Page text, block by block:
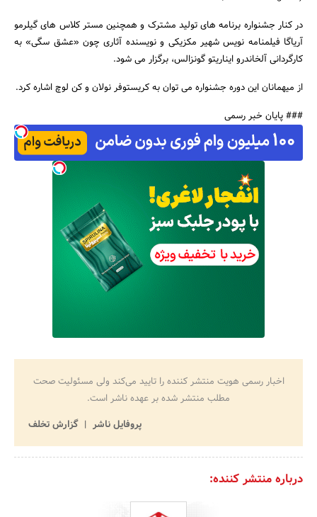
در کنار جشنواره برنامه های تولید مشترک و همچنین مستر کلاس های گیلرمو
آریاگا فیلمنامه نویس شهیر مکزیکی و نویسنده آثاری چون «عشق سگی» به
کارگردانی آلخاندرو ایناریتو گونزالس، برگزار می شود.
از میهمانان این دوره جشنواره می توان به کریستوفر نولان و کن لوچ اشاره کرد.
### پایان خبر رسمی
اخبار رسمی هویت منتشر کننده را تایید می‌کند ولی مسئولیت صحت
مطلب منتشر شده بر عهده ناشر است.
پروفایل ناشر
گزارش تخلف
درباره منتشر کننده: